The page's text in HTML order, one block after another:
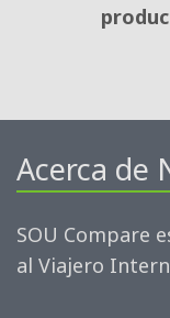
Acerca de
SOU Compare
al Viajero